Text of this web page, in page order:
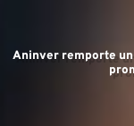
Aninver remporte